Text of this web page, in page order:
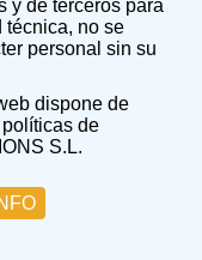
acerca de las
la Unión Europea
necesarias para
y de terceros para
técnica, no se
personal sin su
dispone de
de
S.L.